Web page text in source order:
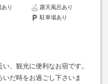
り
露天風呂あり
駐車場あり
、観光に便利なお宿です。
だ時をお過ごし下さいま